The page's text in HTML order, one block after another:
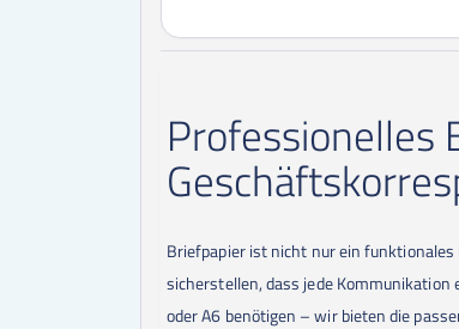
Professionelles
Briefpapier ist nicht nur ein
sicherstellen, dass jede Kommunikation
oder A6 benötigen – wir bieten die